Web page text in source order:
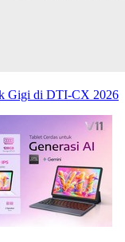
Gigi di DTI-CX 2026